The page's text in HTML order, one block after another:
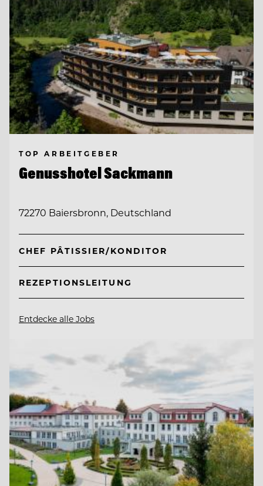
TOP ARBEITGEBER
Genusshotel Sackmann
72270 Baiersbronn, Deutschland
CHEF PÂTISSIER/KONDITOR
REZEPTIONSLEITUNG
Entdecke alle Jobs